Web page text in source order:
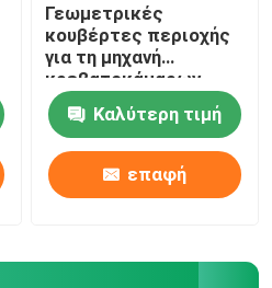
Γεωμετρικές
κουβέρτες περιοχής
για τη μηχανή
κρεβατοκάμαρων
καθιστικών Washable
Καλύτερη τιμή
επαφή